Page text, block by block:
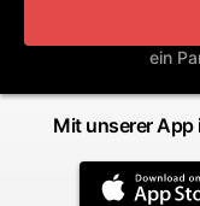
ein
Mit unserer